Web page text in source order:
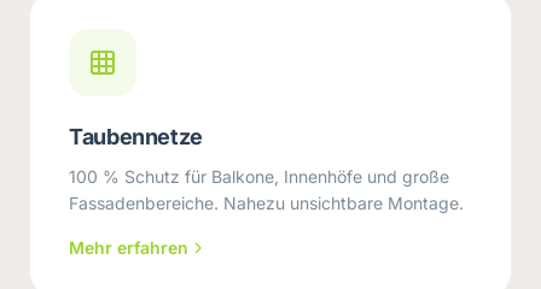
Taubennetze
100 % Schutz für Balkone, Innenhöfe und große
Fassadenbereiche. Nahezu unsichtbare Montage.
Mehr erfahren